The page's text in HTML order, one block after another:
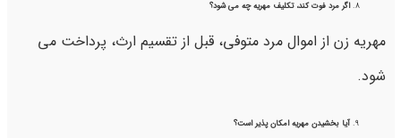
اگر مرد فوت کند، تکلیف مهریه چه می شود؟
مهریه زن از اموال مرد متوفی، قبل از تقسیم ارث، پرداخت می
شود.
آیا بخشیدن مهریه امکان پذیر است؟